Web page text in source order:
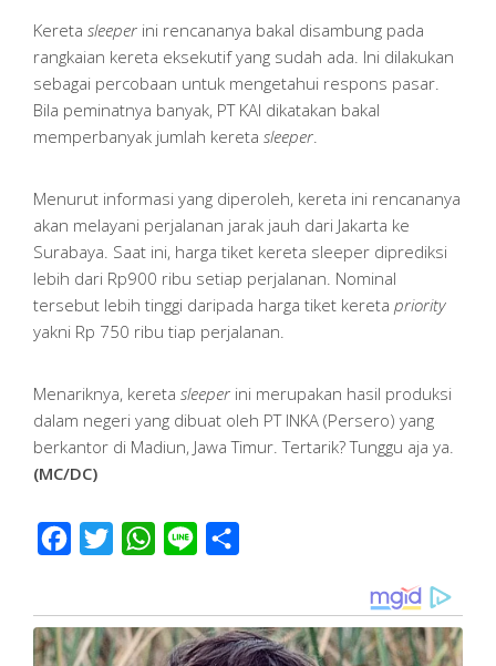
Kereta sleeper ini rencananya bakal disambung pada
rangkaian kereta eksekutif yang sudah ada. Ini dilakukan
sebagai percobaan untuk mengetahui respons pasar.
Bila peminatnya banyak, PT KAI dikatakan bakal
memperbanyak jumlah kereta sleeper
Menurut informasi yang diperoleh, kereta ini rencananya
akan melayani perjalanan jarak jauh dari Jakarta ke
Surabaya. Saat ini, harga tiket kereta sleeper diprediksi
lebih dari Rp900 ribu setiap perjalanan. Nominal
tersebut lebih tinggi daripada harga tiket kereta priority
yakni Rp 750 ribu tiap perjalanan.
Menariknya, kereta sleeper ini merupakan hasil produksi
dalam negeri yang dibuat oleh PT INKA (Persero) yang
berkantor di Madiun, Jawa Timur. Tertarik? Tunggu aja ya.
(MC/DC)
Facebook
Twitter WhatsApp
Line